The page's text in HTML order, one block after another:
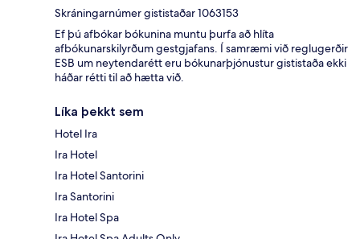
Skráningarnúmer gististaðar 1063153
Ef þú afbókar bókunina muntu þurfa að hlíta
afbókunarskilyrðum gestgjafans. Í samræmi við reglugerðir
ESB um neytendarétt eru bókunarþjónustur gististaða ekki
háðar rétti til að hætta við.
Líka þekkt sem
Hotel Ira
Ira Hotel
Ira Hotel Santorini
Ira Santorini
Ira Hotel Spa